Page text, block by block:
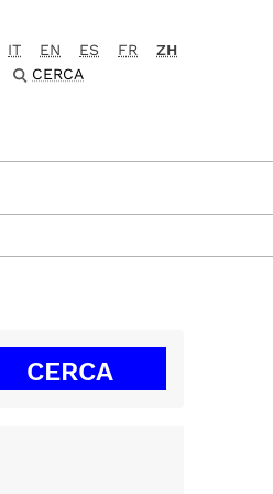
IT EN ES FR
ZH
CERCA